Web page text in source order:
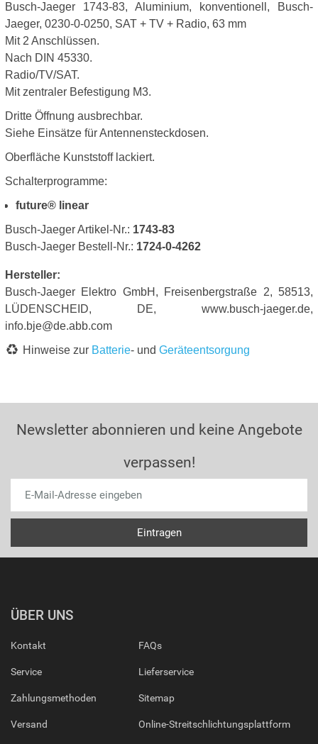
Busch-Jaeger 1743-83, Aluminium, konventionell, Busch-
Jaeger, 0230-0-0250, SAT + TV + Radio, 63 mm
Mit 2 Anschlüssen.
Nach DIN 45330.
Radio/TV/SAT.
Mit zentraler Befestigung M3.
Dritte Öffnung ausbrechbar.
Siehe Einsätze für Antennensteckdosen.
Oberfläche Kunststoff lackiert.
Schalterprogramme:
future® linear
Busch-Jaeger Artikel-Nr.: 1743-83
Busch-Jaeger Bestell-Nr.: 1724-0-4262
Hersteller:
Busch-Jaeger Elektro GmbH, Freisenbergstraße 2, 58513,
LÜDENSCHEID, DE, www.busch-jaeger.de,
info.bje@de.abb.com
Hinweise zur Batterie- und Geräteentsorgung
Newsletter abonnieren und keine Angebote
verpassen!
ÜBER UNS
Kontakt
Service
Zahlungsmethoden
Versand
FAQs
Lieferservice
Sitemap
Online-Streitschlichtungsplattform